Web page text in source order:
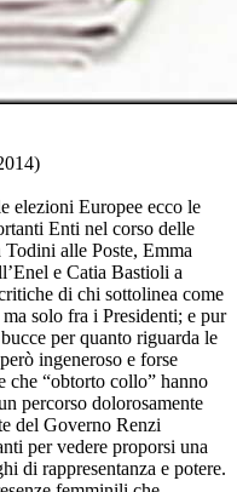
elezioni Europee ecco le
Enti nel corso delle
alle Poste, Emma
e Catia Bastioli a
di chi sottolinea come
solo fra i Presidenti; e pur
per quanto riguarda le
ingeneroso e forse
che “obtorto collo” hanno
percorso dolorosamente
del Governo Renzi
per vedere proporsi una
di rappresentanza e potere.